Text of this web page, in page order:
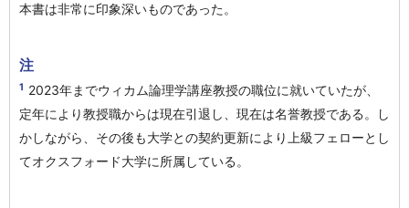
本書は非常に印象深いものであった。
注
1 2023年までウィカム論理学講座教授の職位に就いていたが、
定年により教授職からは現在引退し、現在は名誉教授である。し
かしながら、その後も大学との契約更新により上級フェローとし
てオクスフォード大学に所属している。